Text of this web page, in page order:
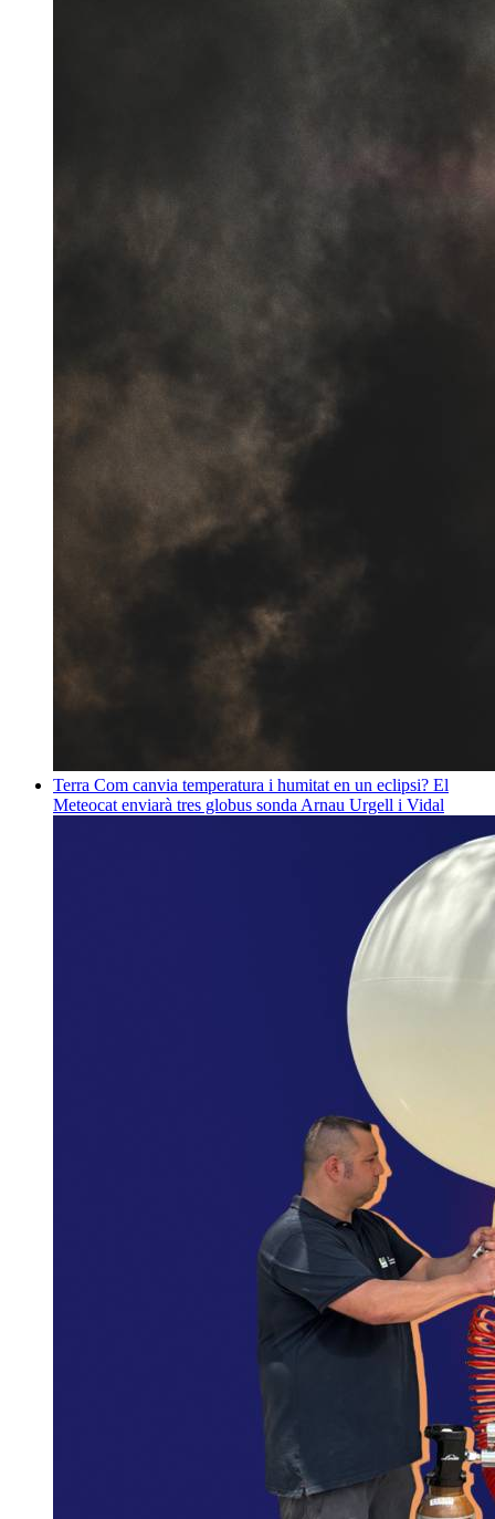
Terra Com canvia temperatura i humitat en un eclipsi? El
Meteocat enviarà tres globus sonda Arnau Urgell i Vidal